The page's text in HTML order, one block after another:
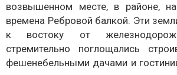
возвышенном месте, в районе,
времена Ребровой балкой. Эти
к востоку от
стремительно поглощались
фешенебельными дачами и